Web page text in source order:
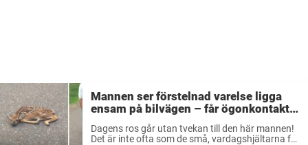
Mannen ser förstelnad varelse ligga
ensam på bilvägen – får ögonkontakt
och bestämmer sig att agera
Dagens ros går utan tvekan till den här mannen!
Det är inte ofta som de små, vardagshjältarna får